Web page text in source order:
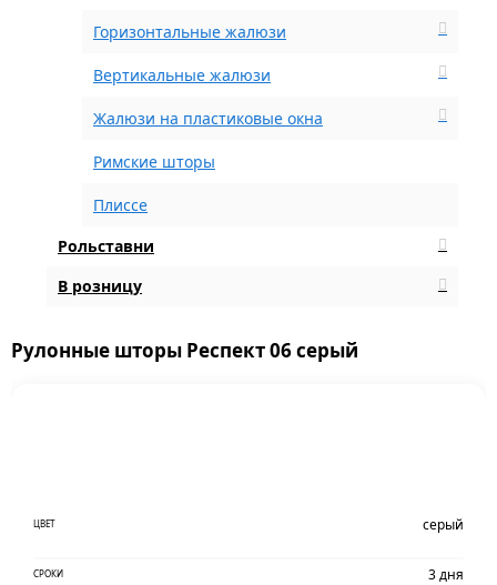
Горизонтальные жалюзи
Вертикальные жалюзи
Жалюзи на пластиковые окна
Римские шторы
Плиссе
Рольставни
В розницу
Рулонные шторы Респект 06 серый
ЦВЕТ серый
СРОКИ 3 дня